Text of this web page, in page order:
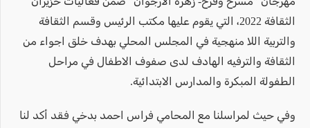
الثقافة 2022، التي يقوم عليها مكتب الرئيس وقسم الثقافة
والتربية اللا منهجية في المجلس المحلي بهدف خلق اجواء من
الثقافة والترفيه الهادف لدى صفوف الاطفال في مراحل
الطفولة المبكرة والمدارس الابتدائية.
وفي حيث لمراسلنا مع المحامي فراس احمد بدخي فقد أكد لنا